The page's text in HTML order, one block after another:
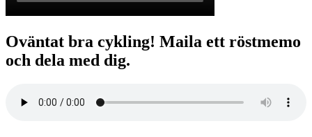
Oväntat bra cykling! Maila ett röstmemo
och dela med dig.